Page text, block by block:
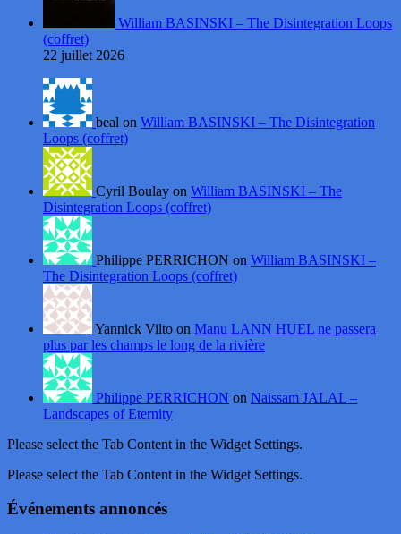
William BASINSKI – The Disintegration Loops
(coffret)
22 juillet 2026
beal on William BASINSKI – The Disintegration
Loops (coffret)
Cyril Boulay on William BASINSKI – The
Disintegration Loops (coffret)
Philippe PERRICHON on William BASINSKI –
The Disintegration Loops (coffret)
Yannick Vilto on Manu LANN HUEL ne passera
plus par les champs le long de la rivière
Philippe PERRICHON on Naissam JALAL –
Landscapes of Eternity
Please select the Tab Content in the Widget Settings.
Please select the Tab Content in the Widget Settings.
Événements annoncés